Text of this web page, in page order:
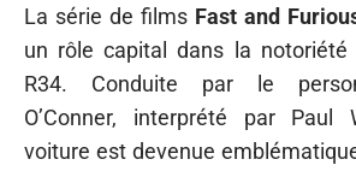
La série de films Fast and
un rôle capital dans la notoriété
R34. Conduite par le
O’Conner, interprété par Paul
voiture est devenue